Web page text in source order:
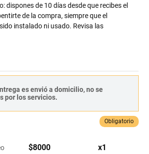
dispones de 10 días desde que recibes el
de la compra, siempre que el
instalado ni usado. Revisa las
es envió a domicilio, no se
por los servicios.
Obligatorio
$8000 x1